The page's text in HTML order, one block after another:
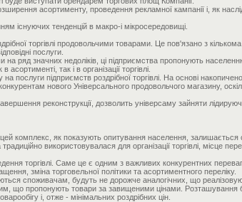
асортименту, проведення рекламної кампанії і, як
існуючих тенденцій в макро-і мікросередовищі.
торгівлі продовольчими товарами. Це пов'язано з
послуги.
ряд значних недоліків, ці підприємства пропонують
так і в організації торгівлі.
послуги підприємств роздрібної торгівлі. На основі
нового Універсального продовольчого магазину,
реконструкції, дозволить універсаму зайняти
комплекс, як показують опитування населення,
використовувалася для організації торгівлі, місце
торгівлі. Саме це є одним з важливих конкурентних переваг
зміна торговельної політики та асортиментного переліку.
споживачам, будуть не дорожче аналогічних, що
що пропонують товари за завищеними цінами. Розташування
і, отже - мінімальних роздрібних цін.